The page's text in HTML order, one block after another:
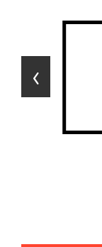
‹